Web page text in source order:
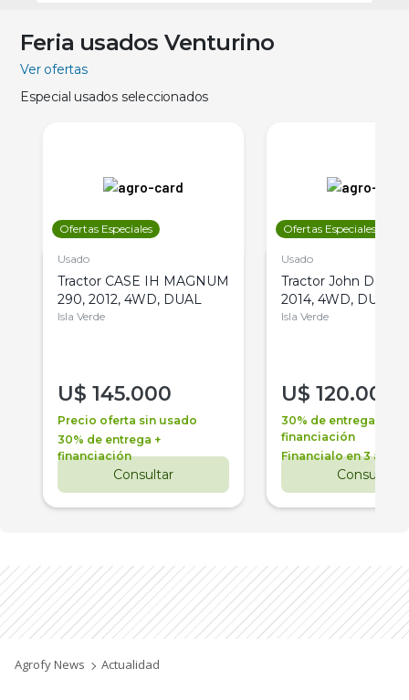
Feria usados Venturino
Ver ofertas
Especial usados seleccionados
Ofertas Especiales
Usado
Tractor CASE IH MAGNUM
290, 2012, 4WD, DUAL
Isla Verde
U$ 145.000
Precio oferta sin usado
30% de entrega +
financiación
Consultar
Ofertas Especiales
Usado
Tractor John Deere
2014, 4WD, DUAL
Isla Verde
U$ 120.000
30% de entrega +
financiación
Financialo en 3 años
Consultar
Agrofy News Actualidad